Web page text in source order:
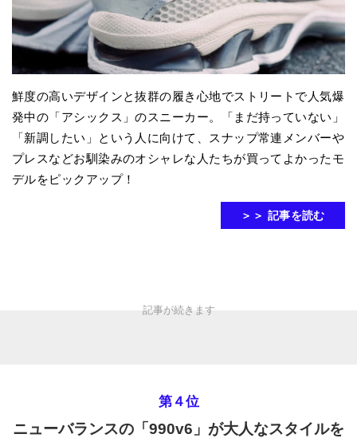
鮮度の高いデザインと抜群の履き心地でストリートで人気爆
発中の「アシックス」のスニーカー。「まだ持っていない」
「新調したい」という人に向けて、スナップ常連メンバーや
プレスなどお馴染みのオシャレな人たちが買ってよかったモ
デルをピックアップ！
＞＞ 記事を読む
第４位
ニューバランスの「990v6」が大人なスタイルを